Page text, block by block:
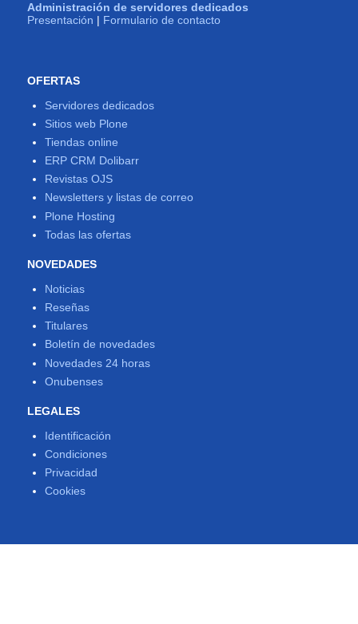
Administración de servidores dedicados
Presentación | Formulario de contacto
OFERTAS
Servidores dedicados
Sitios web Plone
Tiendas online
ERP CRM Dolibarr
Revistas OJS
Newsletters y listas de correo
Plone Hosting
Todas las ofertas
NOVEDADES
Noticias
Reseñas
Titulares
Boletín de novedades
Novedades 24 horas
Onubenses
LEGALES
Identificación
Condiciones
Privacidad
Cookies